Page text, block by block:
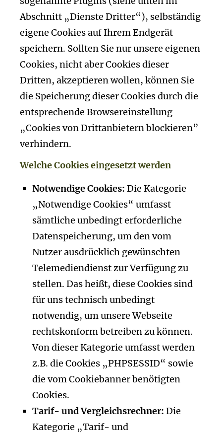
Abschnitt „Dienste Dritter“), selbständig
eigene Cookies auf Ihrem Endgerät
speichern. Sollten Sie nur unsere eigenen
Cookies, nicht aber Cookies dieser
Dritten, akzeptieren wollen, können Sie
die Speicherung dieser Cookies durch die
entsprechende Browsereinstellung
„Cookies von Drittanbietern blockieren”
verhindern.
Welche Cookies eingesetzt werden
Notwendige Cookies: Die Kategorie
„Notwendige Cookies“ umfasst
sämtliche unbedingt erforderliche
Datenspeicherung, um den vom
Nutzer ausdrücklich gewünschten
Telemediendienst zur Verfügung zu
stellen. Das heißt, diese Cookies sind
für uns technisch unbedingt
notwendig, um unsere Webseite
rechtskonform betreiben zu können.
Von dieser Kategorie umfasst werden
z.B. die Cookies „PHPSESSID“ sowie
die vom Cookiebanner benötigten
Cookies.
Tarif- und Vergleichsrechner: Die
Kategorie „Tarif- und